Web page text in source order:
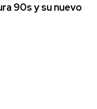
90s y su nuevo